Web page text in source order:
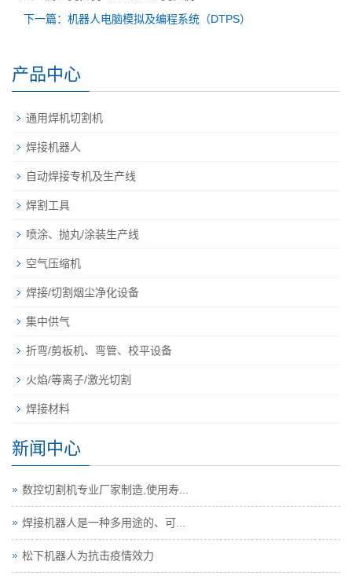
下一篇：机器人电脑模拟及编程系统（DTPS）
产品中心
通用焊机切割机
焊接机器人
自动焊接专机及生产线
焊割工具
喷涂、抛丸/涂装生产线
空气压缩机
焊接/切割烟尘净化设备
集中供气
折弯/剪板机、弯管、校平设备
火焰/等离子/激光切割
焊接材料
新闻中心
数控切割机专业厂家制造,使用寿...
焊接机器人是一种多用途的、可...
松下机器人为抗击疫情效力